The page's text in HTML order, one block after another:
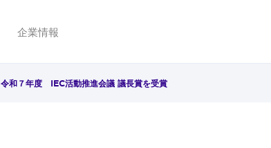
企業情報
令和７年度 IEC活動推進会議 議長賞を受賞